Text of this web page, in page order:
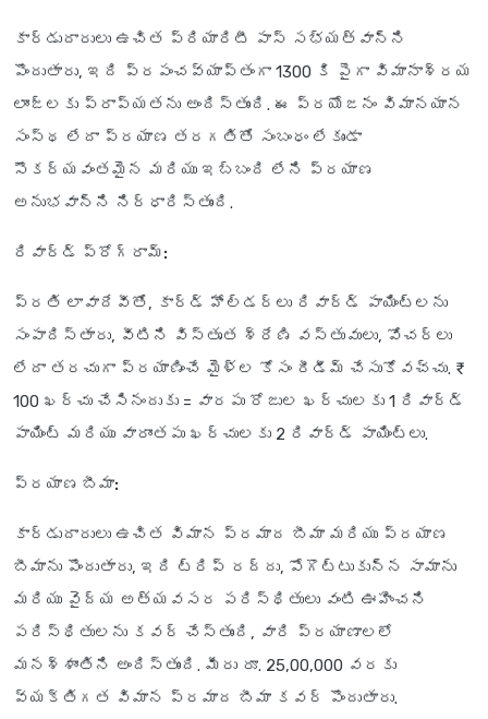
కార్డుదారులు ఉచిత ప్రియారిటీ పాస్ సభ్యత్వాన్ని
పొందుతారు, ఇది ప్రపంచవ్యాప్తంగా 1300 కి పైగా విమానాశ్రయ
లాంజ్‌లకు ప్రాప్యతను అందిస్తుంది. ఈ ప్రయోజనం విమానయాన
సంస్థ లేదా ప్రయాణ తరగతితో సంబంధం లేకుండా
సౌకర్యవంతమైన మరియు ఇబ్బంది లేని ప్రయాణ
అనుభవాన్ని నిర్ధారిస్తుంది.
రివార్డ్ ప్రోగ్రామ్:
ప్రతి లావాదేవీతో, కార్డ్ హోల్డర్లు రివార్డ్ పాయింట్లను
సంపాదిస్తారు, వీటిని విస్తృత శ్రేణి వస్తువులు, వోచర్లు
లేదా తరచుగా ప్రయాణించే మైళ్ల కోసం రీడీమ్ చేసుకోవచ్చు. ₹
100 ఖర్చు చేసినందుకు = వారపు రోజుల ఖర్చులకు 1 రివార్డ్
పాయింట్ మరియు వారాంతపు ఖర్చులకు 2 రివార్డ్ పాయింట్లు.
ప్రయాణ బీమా:
కార్డుదారులు ఉచిత విమాన ప్రమాద బీమా మరియు ప్రయాణ
బీమాను పొందుతారు, ఇది ట్రిప్ రద్దు, పోగొట్టుకున్న సామాను
మరియు వైద్య అత్యవసర పరిస్థితులు వంటి ఊహించని
పరిస్థితులను కవర్ చేస్తుంది, వారి ప్రయాణాలలో
మనశ్శాంతిని అందిస్తుంది. మీరు రూ. 25,00,000 వరకు
వ్యక్తిగత విమాన ప్రమాద బీమా కవర్ పొందుతారు.